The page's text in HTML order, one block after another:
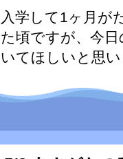
入学して1ヶ月が
た頃ですが、今
いてほしいと思